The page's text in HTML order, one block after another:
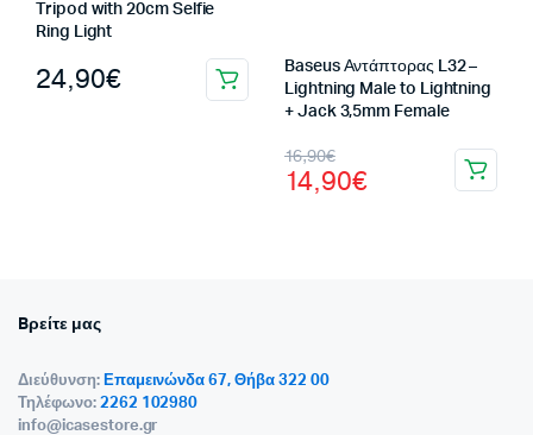
Tripod with 20cm Selfie
Ring Light
24,90€
Baseus Αντάπτορας L32 –
Lightning Male to Lightning
+ Jack 3,5mm Female
16,90€
Original
price
14,90€
Η
τρέχουσα
Bρείτε μας
Διεύθυνση: Επαμεινώνδα 67, Θήβα 322 00
Τηλέφωνο: 2262 102980
info@icasestore.gr